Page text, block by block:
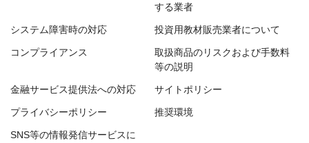
する業者
システム障害時の対応 投資用教材販売業者について
コンプライアンス
取扱商品のリスクおよび手数料
等の説明
金融サービス提供法への対応 サイトポリシー
プライバシーポリシー 推奨環境
SNS等の情報発信サービスに